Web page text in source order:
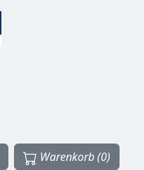
Warenkorb (0)